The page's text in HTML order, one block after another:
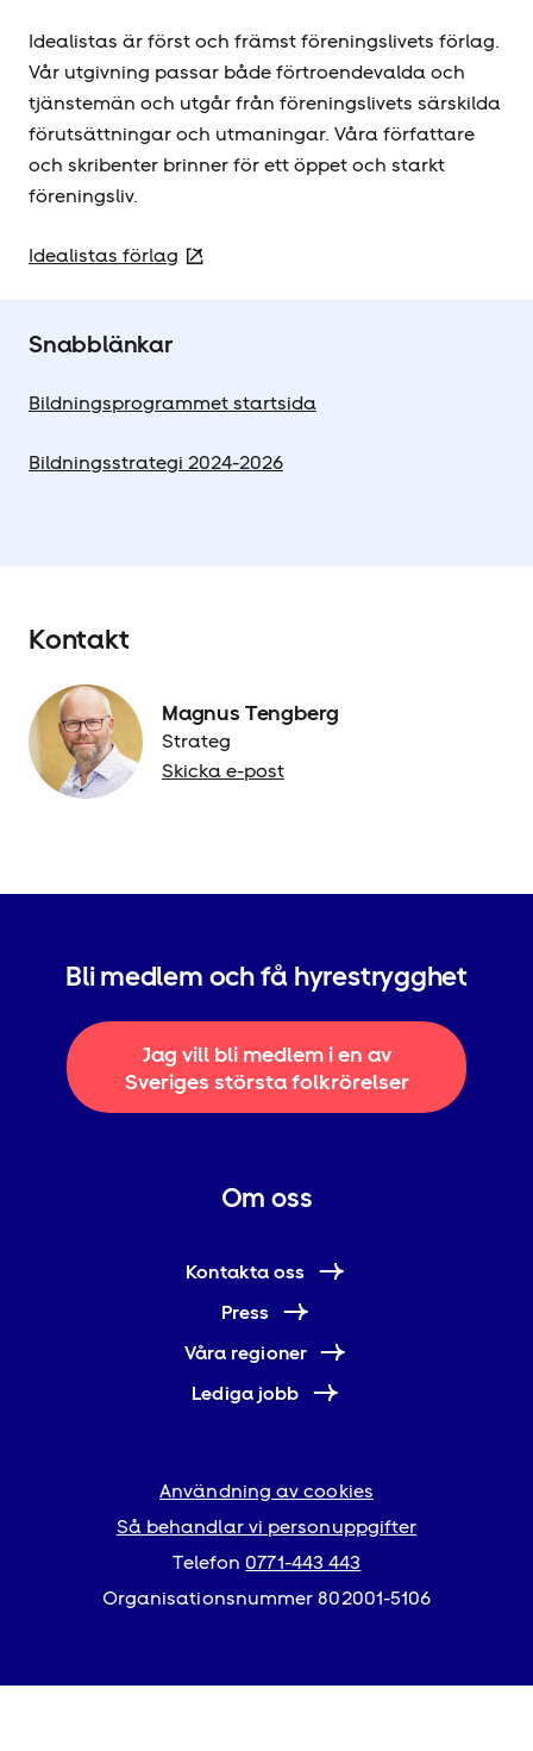
Idealistas är först och främst föreningslivets förlag.
Vår utgivning passar både förtroendevalda och
tjänstemän och utgår från föreningslivets särskilda
förutsättningar och utmaningar. Våra författare
och skribenter brinner för ett öppet och starkt
föreningsliv.
Idealistas förlag
Snabblänkar
Bildningsprogrammet startsida
Bildningsstrategi 2024-2026
Kontakt
Magnus Tengberg
Strateg
Skicka e-post
Bli medlem och få hyrestrygghet
Jag vill bli medlem i en av
Sveriges största folkrörelser
Om oss
Kontakta oss
Press
Våra regioner
Lediga jobb
Användning av cookies
Så behandlar vi personuppgifter
Telefon0771-443 443
Organisationsnummer 802001-5106